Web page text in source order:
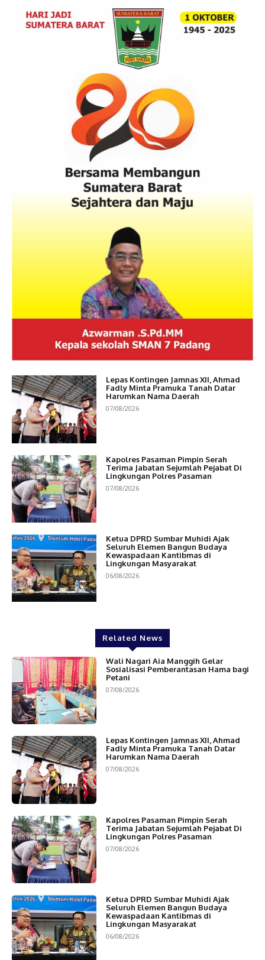
Lepas Kontingen Jamnas XII, Ahmad
Fadly Minta Pramuka Tanah Datar
Harumkan Nama Daerah
07/08/2026
Kapolres Pasaman Pimpin Serah
Terima Jabatan Sejumlah Pejabat Di
Lingkungan Polres Pasaman
07/08/2026
Ketua DPRD Sumbar Muhidi Ajak
Seluruh Elemen Bangun Budaya
Kewaspadaan Kantibmas di
Lingkungan Masyarakat
06/08/2026
Related News
Wali Nagari Aia Manggih Gelar
Sosialisasi Pemberantasan Hama bagi
Petani
07/08/2026
Lepas Kontingen Jamnas XII, Ahmad
Fadly Minta Pramuka Tanah Datar
Harumkan Nama Daerah
07/08/2026
Kapolres Pasaman Pimpin Serah
Terima Jabatan Sejumlah Pejabat Di
Lingkungan Polres Pasaman
07/08/2026
Ketua DPRD Sumbar Muhidi Ajak
Seluruh Elemen Bangun Budaya
Kewaspadaan Kantibmas di
Lingkungan Masyarakat
06/08/2026